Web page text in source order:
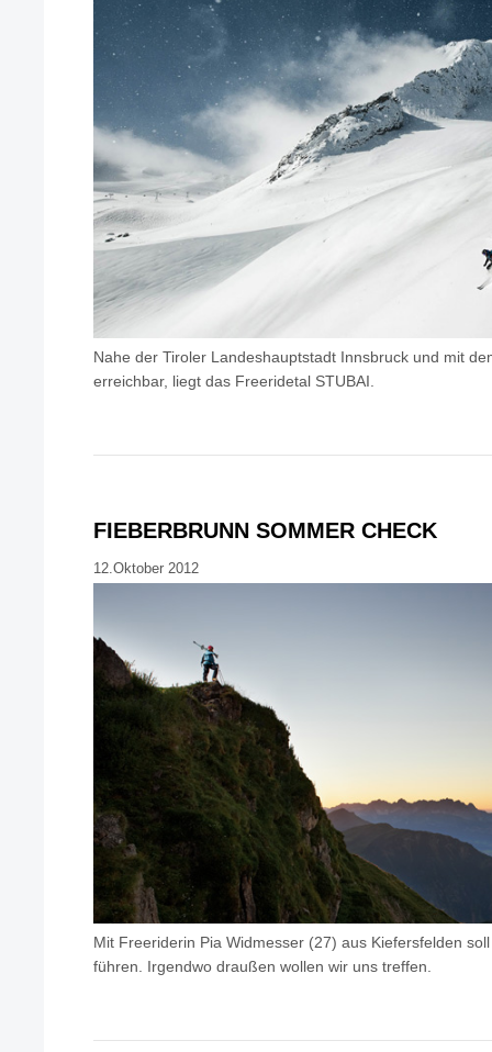
Nahe der Tiroler Landeshauptstadt Innsbruck und mit
erreichbar, liegt das Freeridetal STUBAI.
FIEBERBRUNN SOMMER CHECK
12.Oktober 2012
Mit Freeriderin Pia Widmesser (27) aus Kiefersfelden
führen. Irgendwo draußen wollen wir uns treffen.